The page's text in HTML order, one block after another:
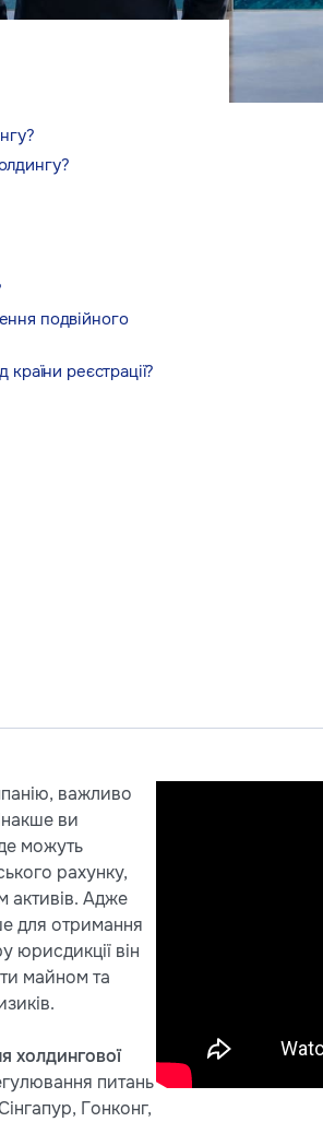
подвійного
реєстрації?
важливо
ви
можуть
рахунку,
активів. Адже
для отримання
юрисдикції він
майном та
холдингової
питань
Гонконг,